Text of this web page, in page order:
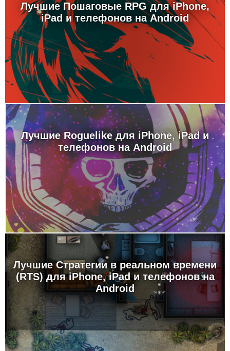
Лучшие Пошаговые RPG для iPhone,
iPad и телефонов на Android
Лучшие Roguelike для iPhone, iPad и
телефонов на Android
Лучшие Стратегии в реальном времени
(RTS) для iPhone, iPad и телефонов на
Android